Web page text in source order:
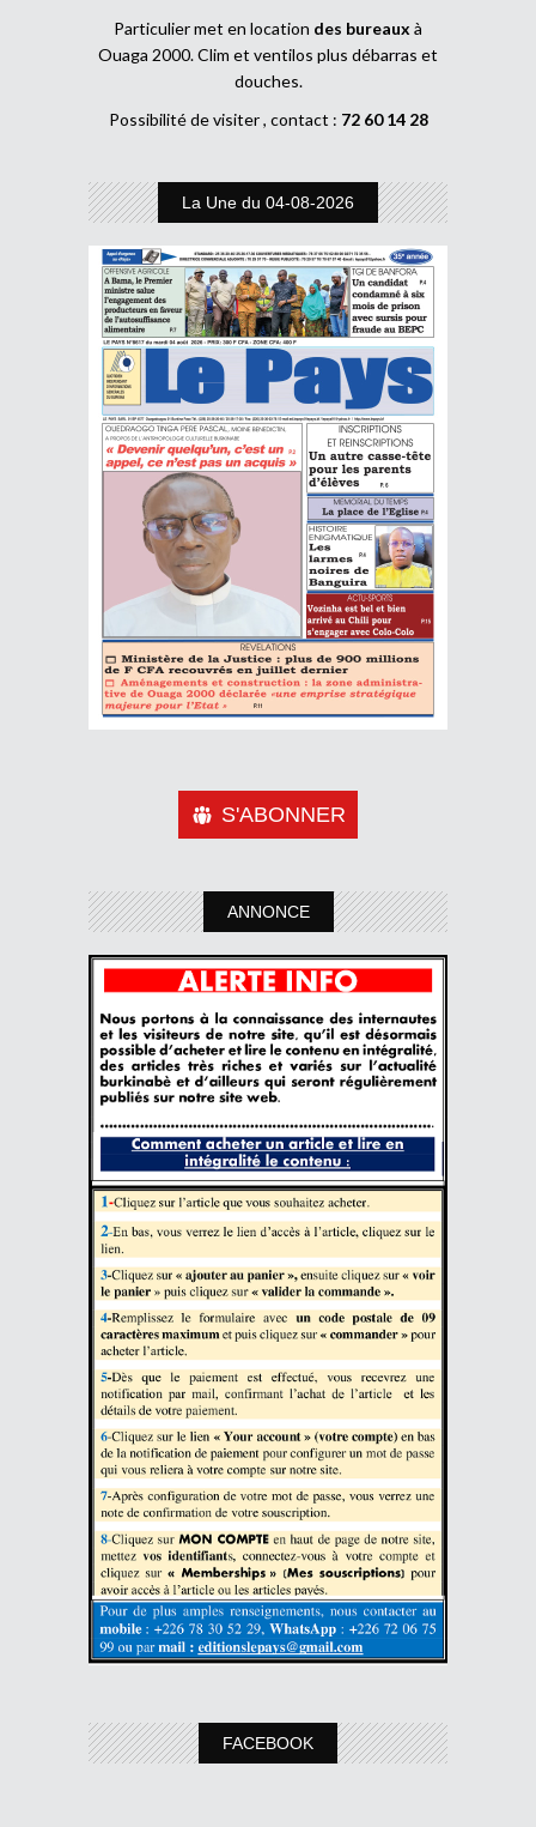
Particulier met en location des bureaux à
Ouaga 2000. Clim et ventilos plus débarras et
douches.
Possibilité de visiter , contact : 72 60 14 28
La Une du 04-08-2026
S'ABONNER
ANNONCE
FACEBOOK